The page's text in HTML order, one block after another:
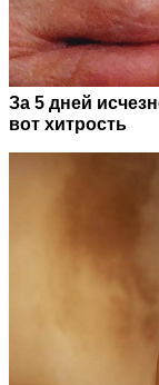
За 5 дней
вот хитрость